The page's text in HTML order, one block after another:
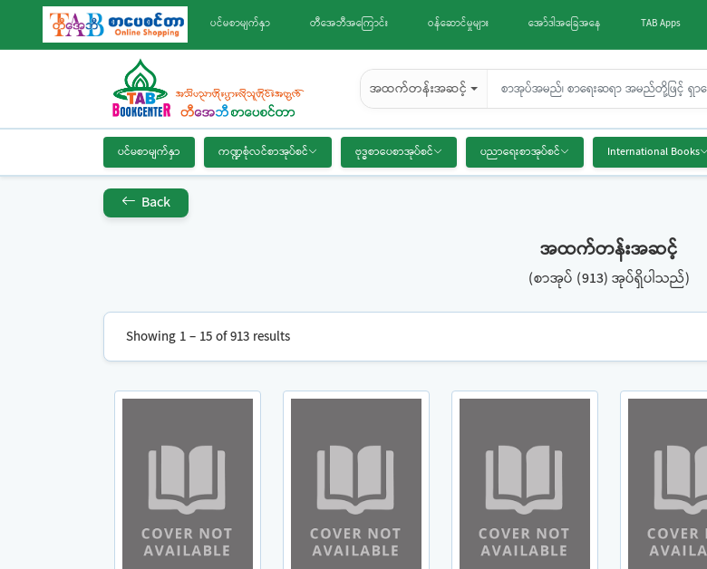
ပင်မစာမျက်နှာ တီအေဘီအကြောင်း ဝန်ဆောင်မှုများ အော်ဒါအခြေအနေ TAB Apps
အထက်တန်းအဆင့်
ပင်မစာမျက်နှာ ကဏ္ဍစုံလင်စာအုပ်စင် ဗုဒ္ဓစာပေစာအုပ်စင် ပညာရေးစာအုပ်စင် International Books
Back
အထက်တန်းအဆင့်
(စာအုပ် (913) အုပ်ရှိပါသည်)
Showing 1 – 15 of 913 results